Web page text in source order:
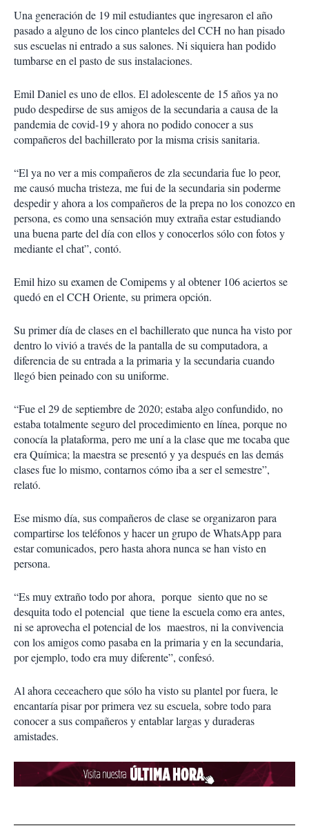
Una generación de 19 mil estudiantes que ingresaron el año
pasado a alguno de los cinco planteles del CCH no han pisado
sus escuelas ni entrado a sus salones. Ni siquiera han podido
tumbarse en el pasto de sus instalaciones.
Emil Daniel es uno de ellos. El adolescente de 15 años ya no
pudo despedirse de sus amigos de la secundaria a causa de la
pandemia de covid-19 y ahora no podido conocer a sus
compañeros del bachillerato por la misma crisis sanitaria.
“El ya no ver a mis compañeros de zla secundaria fue lo peor,
me causó mucha tristeza, me fui de la secundaria sin poderme
despedir y ahora a los compañeros de la prepa no los conozco en
persona, es como una sensación muy extraña estar estudiando
una buena parte del día con ellos y conocerlos sólo con fotos y
mediante el chat”, contó.
Emil hizo su examen de Comipems y al obtener 106 aciertos se
quedó en el CCH Oriente, su primera opción.
Su primer día de clases en el bachillerato que nunca ha visto por
dentro lo vivió a través de la pantalla de su computadora, a
diferencia de su entrada a la primaria y la secundaria cuando
llegó bien peinado con su uniforme.
“Fue el 29 de septiembre de 2020; estaba algo confundido, no
estaba totalmente seguro del procedimiento en línea, porque no
conocía la plataforma, pero me uní a la clase que me tocaba que
era Química; la maestra se presentó y ya después en las demás
clases fue lo mismo, contarnos cómo iba a ser el semestre”,
relató.
Ese mismo día, sus compañeros de clase se organizaron para
compartirse los teléfonos y hacer un grupo de WhatsApp para
estar comunicados, pero hasta ahora nunca se han visto en
persona.
“Es muy extraño todo por ahora, porque siento que no se
desquita todo el potencial que tiene la escuela como era antes,
ni se aprovecha el potencial de los maestros, ni la convivencia
con los amigos como pasaba en la primaria y en la secundaria,
por ejemplo, todo era muy diferente”, confesó.
Al ahora ceceachero que sólo ha visto su plantel por fuera, le
encantaría pisar por primera vez su escuela, sobre todo para
conocer a sus compañeros y entablar largas y duraderas
amistades.